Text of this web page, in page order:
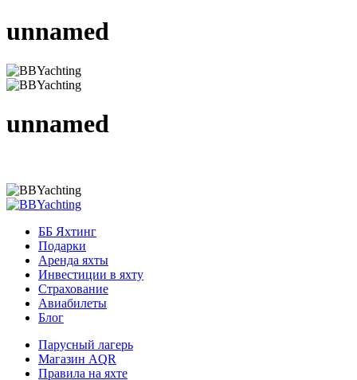
unnamed
unnamed
ББ Яхтинг
Подарки
Аренда яхты
Инвестиции в яхту
Страхование
Авиабилеты
Блог
Парусный лагерь
Магазин AQR
Правила на яхте